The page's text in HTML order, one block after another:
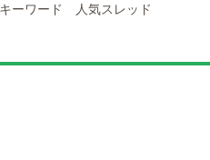
ーワード 人気スレッド